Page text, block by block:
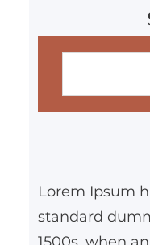
Lorem Ipsum
standard